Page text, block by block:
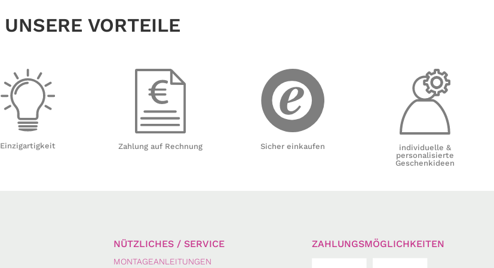
UNSERE VORTEILE
Einzigartigkeit Zahlung auf Rechnung Sicher einkaufen
individuelle &
personalisierte
Geschenkideen
NÜTZLICHES / SERVICE
MONTAGEANLEITUNGEN
ZAHLUNGSMÖGLICHKEITEN